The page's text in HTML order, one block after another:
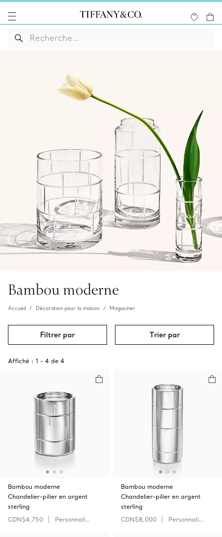
Bambou moderne
Accueil Décoration pour la maison Magasiner
Filtrer par Trier par
Affiché : 1 - 4 de 4
Bambou moderne
Chandelier-pilier en argent
sterling
CDN$4,750
Personnaliser
Bambou moderne
Chandelier-pilier en argent
sterling
CDN$8,000
Personnaliser